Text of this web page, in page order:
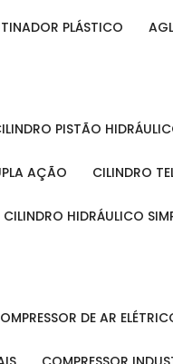
PLÁSTICO
CILINDRO PISTÃO
AÇÃO CILINDRO
CILINDRO HIDRÁULICO
COMPRESSOR DE AR